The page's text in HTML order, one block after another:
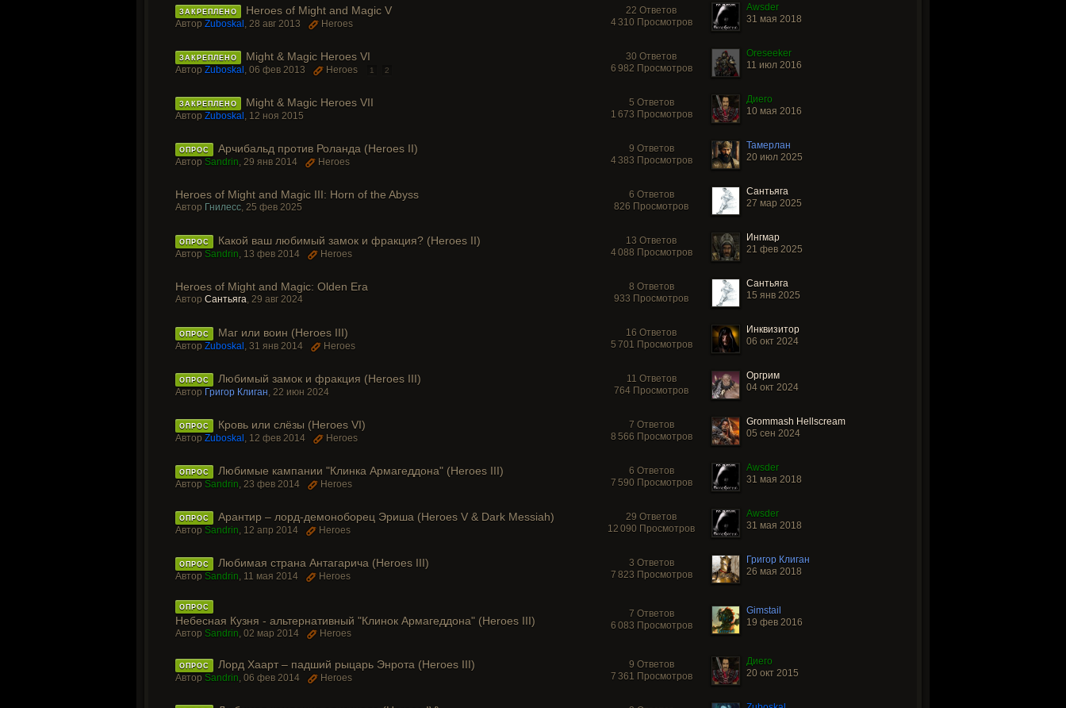
ЗАКРЕПЛЕНО Heroes of Might and Magic V
Автор Zuboskal , 28 авг 2013 Heroes
22 Ответов
4 310 Просмотров
Awsder
31 мая 2018
ЗАКРЕПЛЕНО Might & Magic Heroes VI
Автор Zuboskal , 06 фев 2013 Heroes 1 2
30 Ответов
6 982 Просмотров
Oreseeker
11 июл 2016
ЗАКРЕПЛЕНО Might & Magic Heroes VII
Автор Zuboskal , 12 ноя 2015
5 Ответов
1 673 Просмотров
Диего
10 мая 2016
ОПРОС Арчибальд против Роланда (Heroes II)
Автор Sandrin, 29 янв 2014 Heroes
9 Ответов
4 383 Просмотров
Тамерлан
20 июл 2025
Heroes of Might and Magic III: Horn of the Abyss
Автор Гнилесс, 25 фев 2025
6 Ответов
826 Просмотров
Сантьяга
27 мар 2025
ОПРОС Какой ваш любимый замок и фракция? (Heroes II)
Автор Sandrin, 13 фев 2014 Heroes
13 Ответов
4 088 Просмотров
Ингмар
21 фев 2025
Heroes of Might and Magic: Olden Era
Автор Сантьяга, 29 авг 2024
8 Ответов
933 Просмотров
Сантьяга
15 янв 2025
ОПРОС Маг или воин (Heroes III)
Автор Zuboskal , 31 янв 2014 Heroes
16 Ответов
5 701 Просмотров
Инквизитор
06 окт 2024
ОПРОС Любимый замок и фракция (Heroes III)
Автор Григор Клиган, 22 июн 2024
11 Ответов
764 Просмотров
Оргрим
04 окт 2024
ОПРОС Кровь или слёзы (Heroes VI)
Автор Zuboskal , 12 фев 2014 Heroes
7 Ответов
8 566 Просмотров
Grommash Hellscream
05 сен 2024
ОПРОС Любимые кампании "Клинка Армагеддона" (Heroes III)
Автор Sandrin, 23 фев 2014 Heroes
6 Ответов
7 590 Просмотров
Awsder
31 мая 2018
ОПРОС Арантир – лорд-демоноборец Эриша (Heroes V & Dark Messiah)
Автор Sandrin, 12 апр 2014 Heroes
29 Ответов
12 090 Просмотров
Awsder
31 мая 2018
ОПРОС Любимая страна Антагарича (Heroes III)
Автор Sandrin, 11 мая 2014 Heroes
3 Ответов
7 823 Просмотров
Григор Клиган
26 мая 2018
ОПРОС
Небесная Кузня - альтернативный "Клинок Армагеддона" (Heroes III)
Автор Sandrin, 02 мар 2014 Heroes
7 Ответов
6 083 Просмотров
Gimstail
19 фев 2016
ОПРОС Лорд Хаарт – падший рыцарь Энрота (Heroes III)
Автор Sandrin, 06 фев 2014 Heroes
9 Ответов
7 361 Просмотров
Диего
20 окт 2015